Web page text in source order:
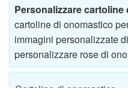
Personalizzare
cartoline di onomastico
immagini personalizzate
personalizzare rose di